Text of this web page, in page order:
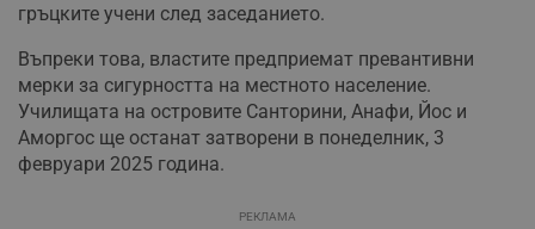
гръцките учени след заседанието.
Въпреки това, властите предприемат превантивни
мерки за сигурността на местното население.
Училищата на островите Санторини, Анафи, Йос и
Аморгос ще останат затворени в понеделник, 3
февруари 2025 година.
РЕКЛАМА